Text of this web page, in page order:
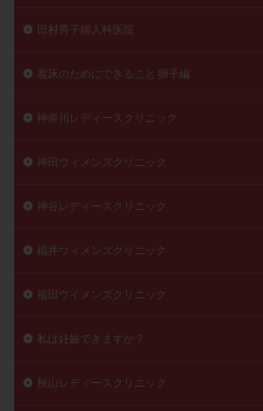
田村秀子婦人科医院
着床のためにできること 卵子編
神奈川レディースクリニック
神田ウィメンズクリニック
神谷レディースクリニック
福井ウィメンズクリニック
福田ウイメンズクリニック
私は妊娠できますか？
秋山レディースクリニック